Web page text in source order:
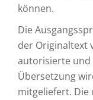
können.
Die
der Originaltext
autorisierte und
Übersetzung
mitgeliefert. Die